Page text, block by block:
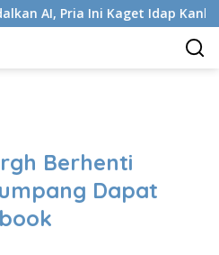
Ini Kaget Idap Kanker
Berhenti
Dapat